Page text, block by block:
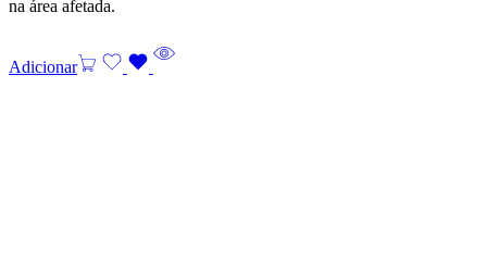
na área afetada.
Adicionar